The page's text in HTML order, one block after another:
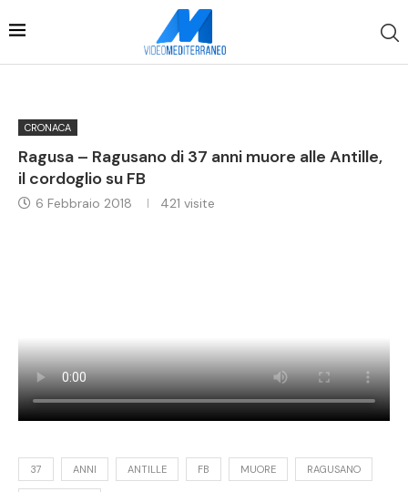
CRONACA
Ragusa – Ragusano di 37 anni muore alle Antille,
il cordoglio su FB
6 Febbraio 2018 421 visite
37 ANNI ANTILLE FB MUORE RAGUSANO